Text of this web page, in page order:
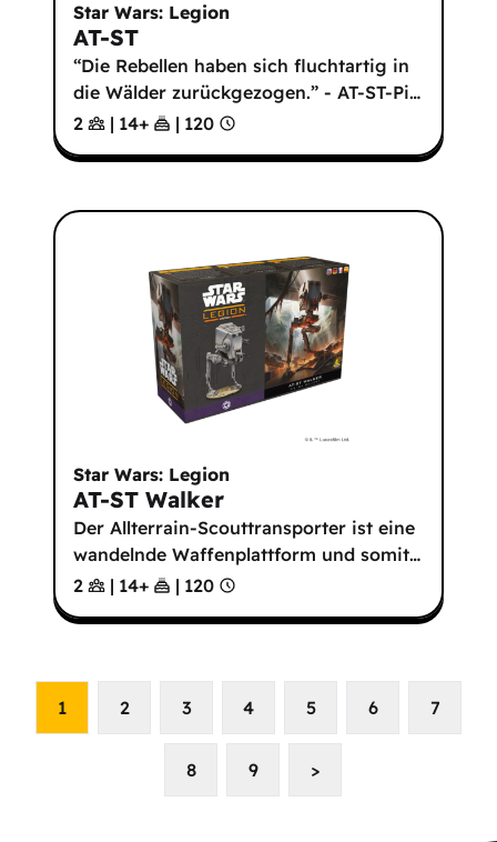
Star Wars: Legion
AT-ST
“Die Rebellen haben sich fluchtartig in
die Wälder zurückgezogen.” - AT-ST-Pi…
2
| 14+ | 120
Star Wars: Legion
AT-ST Walker
Der Allterrain-Scouttransporter ist eine
wandelnde Waffenplattform und somit…
2
| 14+ | 120
1 2 3 4 5 6 7
8 9 >